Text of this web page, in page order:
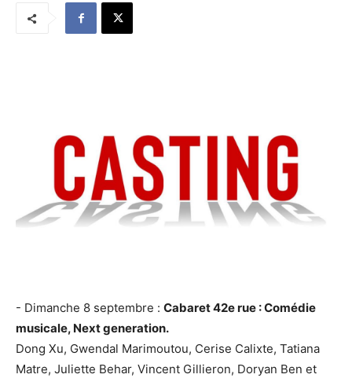
- Dimanche 8 septembre : Cabaret 42e rue : Comédie
musicale, Next generation.
Dong Xu, Gwendal Marimoutou, Cerise Calixte, Tatiana
Matre, Juliette Behar, Vincent Gillieron, Doryan Ben et